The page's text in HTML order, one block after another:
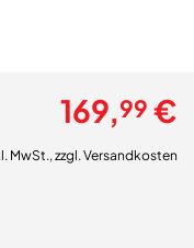
169,99 €
MwSt., zzgl.Versandkosten